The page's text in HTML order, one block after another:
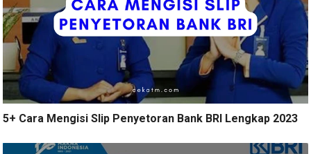
5+ Cara Mengisi Slip Penyetoran Bank BRI Lengkap 2023